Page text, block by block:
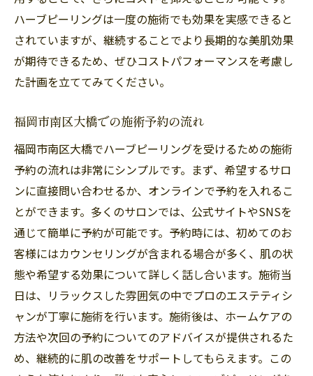
ハーブピーリングは一度の施術でも効果を実感できると
されていますが、継続することでより長期的な美肌効果
が期待できるため、ぜひコストパフォーマンスを考慮し
た計画を立ててみてください。
福岡市南区大橋での施術予約の流れ
福岡市南区大橋でハーブピーリングを受けるための施術
予約の流れは非常にシンプルです。まず、希望するサロ
ンに直接問い合わせるか、オンラインで予約を入れるこ
とができます。多くのサロンでは、公式サイトやSNSを
通じて簡単に予約が可能です。予約時には、初めてのお
客様にはカウンセリングが含まれる場合が多く、肌の状
態や希望する効果について詳しく話し合います。施術当
日は、リラックスした雰囲気の中でプロのエステティシ
ャンが丁寧に施術を行います。施術後は、ホームケアの
方法や次回の予約についてのアドバイスが提供されるた
め、継続的に肌の改善をサポートしてもらえます。この